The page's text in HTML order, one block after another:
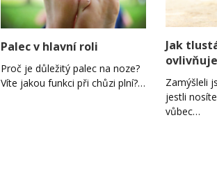
Palec v hlavní roli
Proč je důležitý palec na noze?
Víte jakou funkci při chůzi plní?…
Jak
Zamýšleli
jestli
vůbec…